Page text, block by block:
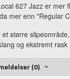
627 Jazz er mer
mer enn "Regular
et større
og ekstremt rask
(0)